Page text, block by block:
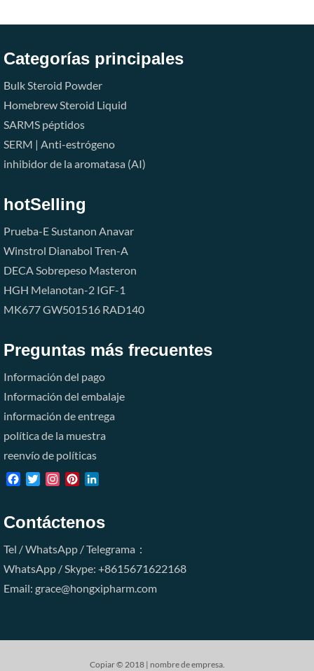
Categorías principales
Bulk Steroid Powder
Homebrew Steroid Liquid
SARMS péptidos
SERM | Anti-estrógeno
inhibidor de la aromatasa (AI)
hotSelling
Prueba-ESustanon Anavar
Winstrol Dianabol Tren-A
DECASobrepeso Masteron
HGH Melanotan-2 IGF-1
MK677GW501516 RAD140
Preguntas más frecuentes
Información del pago
Información del embalaje
información de entrega
política de la muestra
reenvío de políticas
Facebook
TwitterInstagramPinterest
Contáctenos
Tel / WhatsApp / Telegrama：
WhatsApp / Skype: +8615671622168
Email: grace@hongxipharm.com
Copiar © 2018 | nombre de empresa.